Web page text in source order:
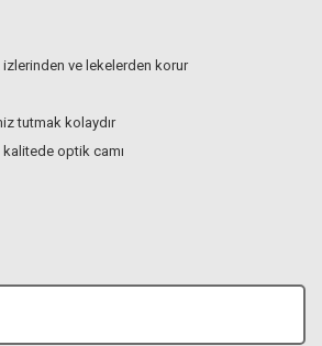
ve lekelerden korur
tutmak kolaydır
kalitede optik camı